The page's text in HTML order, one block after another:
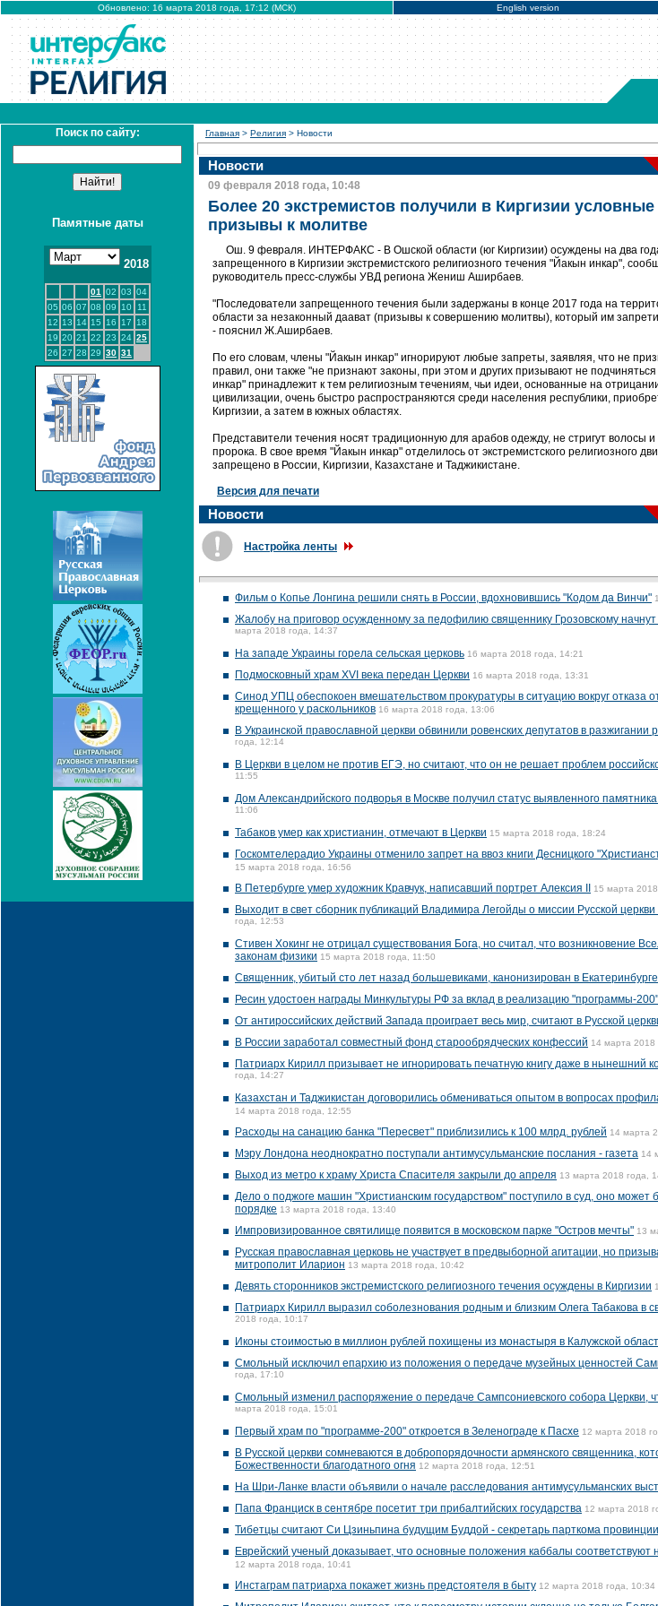
Обновлено: 16 марта 2018 года, 17:12 (МСК) English version
Поиск по сайту:
Памятные даты
2018
01 02 03 04
05 06 07 08 09 10
11
12 13 14 15 16 17
18
19 20 21 22 23 24 25
26 27 28 29 30 31
Главная > Религия > Новости
Новости
09 февраля 2018 года, 10:48
Более 20 экстремистов получили в Киргизии
призывы к молитве
Ош. 9 февраля. ИНТЕРФАКС - В Ошской области (юг Киргизии) осуждены на два
запрещенного в Киргизии экстремистского религиозного течения "Йакын инкар",
руководитель пресс-службы УВД региона Жениш Аширбаев.
"Последователи запрещенного течения были задержаны в конце 2017 года на
области за незаконный даават (призывы к совершению молитвы), который им
- пояснил Ж.Аширбаев.
По его словам, члены "Йакын инкар" игнорируют любые запреты, заявляя, что не
правил, они также "не признают законы, при этом и других призывают не
инкар" принадлежит к тем религиозным течениям, чьи идеи, основанные на
цивилизации, очень быстро распространяются среди населения республики,
Киргизии, а затем в южных областях.
Представители течения носят традиционную для арабов одежду, не стригут волосы
пророка. В свое время "Йакын инкар" отделилось от экстремистского религиозного
запрещено в России, Киргизии, Казахстане и Таджикистане.
Версия для печати
Новости
Настройка ленты
Фильм о Копье Лонгина решили снять в России, вдохновившись "Кодом да Винчи"
Жалобу на приговор осужденному за педофилию священнику Грозовскому
марта 2018 года, 14:37
На западе Украины горела сельская церковь 16 марта 2018 года, 14:21
Подмосковный храм XVI века передан Церкви 16 марта 2018 года, 13:31
Синод УПЦ обеспокоен вмешательством прокуратуры в ситуацию вокруг отказа
крещенного у раскольников 16 марта 2018 года, 13:06
В Украинской православной церкви обвинили ровенских депутатов в разжигании
года, 12:14
В Церкви в целом не против ЕГЭ, но считают, что он не решает проблем
11:55
Дом Александрийского подворья в Москве получил статус выявленного
11:06
Табаков умер как христианин, отмечают в Церкви 15 марта 2018 года, 18:24
Госкомтелерадио Украины отменило запрет на ввоз книги Десницкого
15 марта 2018 года, 16:56
В Петербурге умер художник Кравчук, написавший портрет Алексия II 15 марта
Выходит в свет сборник публикаций Владимира Легойды о миссии Русской
года, 12:53
Стивен Хокинг не отрицал существования Бога, но считал, что возникновение
законам физики 15 марта 2018 года, 11:50
Священник, убитый сто лет назад большевиками, канонизирован в Екатеринбурге
Ресин удостоен награды Минкультуры РФ за вклад в реализацию "программы-200"
От антироссийских действий Запада проиграет весь мир, считают в Русской
В России заработал совместный фонд старообрядческих конфессий 14 марта 2018
Патриарх Кирилл призывает не игнорировать печатную книгу даже в нынешний
года, 14:27
Казахстан и Таджикистан договорились обмениваться опытом в вопросах
14 марта 2018 года, 12:55
Расходы на санацию банка "Пересвет" приблизились к 100 млрд. рублей 14 марта
Мэру Лондона неоднократно поступали антимусульманские послания - газета 14
Выход из метро к храму Христа Спасителя закрыли до апреля 13 марта 2018 года,
Дело о поджоге машин "Христианским государством" поступило в суд, оно может
порядке 13 марта 2018 года, 13:40
Импровизированное святилище появится в московском парке "Остров мечты" 13
Русская православная церковь не участвует в предвыборной агитации, но
митрополит Иларион 13 марта 2018 года, 10:42
Девять сторонников экстремистского религиозного течения осуждены в Киргизии
Патриарх Кирилл выразил соболезнования родным и близким Олега Табакова в
2018 года, 10:17
Иконы стоимостью в миллион рублей похищены из монастыря в Калужской
Смольный исключил епархию из положения о передаче музейных ценностей
года, 17:10
Смольный изменил распоряжение о передаче Сампсониевского собора Церкви,
марта 2018 года, 15:01
Первый храм по "программе-200" откроется в Зеленограде к Пасхе 12 марта 2018
В Русской церкви сомневаются в добропорядочности армянского священника,
Божественности благодатного огня 12 марта 2018 года, 12:51
На Шри-Ланке власти объявили о начале расследования антимусульманских
Папа Франциск в сентябре посетит три прибалтийских государства 12 марта 2018
Тибетцы считают Си Цзиньпина будущим Буддой - секретарь парткома
Еврейский ученый доказывает, что основные положения каббалы соответствуют
12 марта 2018 года, 10:41
Инстаграм патриарха покажет жизнь предстоятеля в быту 12 марта 2018 года, 10:34